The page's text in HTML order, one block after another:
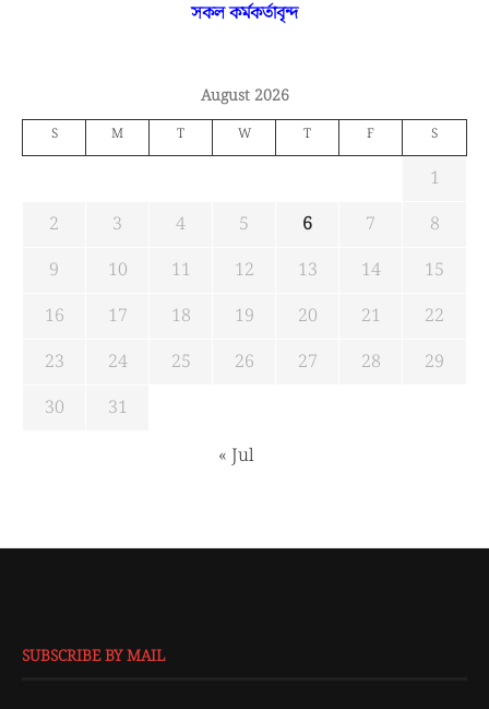
সকল কর্মকর্তাবৃন্দ
August 2026
S M T W T F S
1
2
3 4 5 6 7
8
9
10 11 12 13 14
15
16
17 18 19 20 21
22
23
24 25 26 27 28
29
30
31
« Jul
SUBSCRIBE BY MAIL